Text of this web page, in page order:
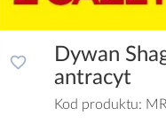
Dywan
antracyt
Kod produktu: